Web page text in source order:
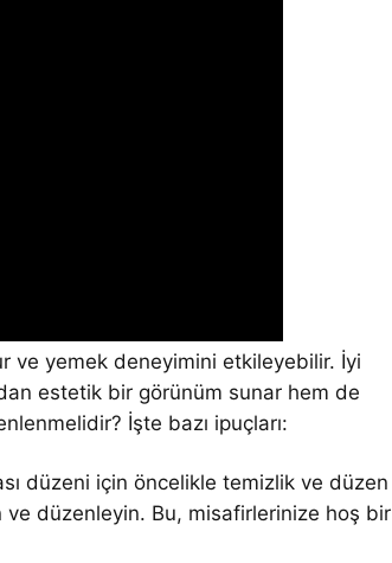
ve yemek deneyimini etkileyebilir. İyi
estetik bir görünüm sunar hem de
İşte bazı ipuçları:
düzeni için öncelikle temizlik ve düzen
ve düzenleyin. Bu, misafirlerinize hoş bir